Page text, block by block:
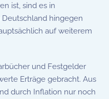
ist, sind es in
hingegen
auf weiterem
und Festgelder
Erträge gebracht. Aus
durch Inflation nur noch